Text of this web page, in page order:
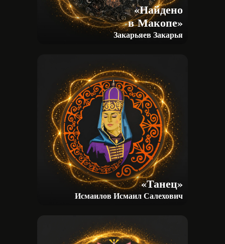
Исмаилов Исмаил Салехович
«Танец»
Закарьяев Закарья
«Найдено
в Макопе»
КОНТАКТЫ